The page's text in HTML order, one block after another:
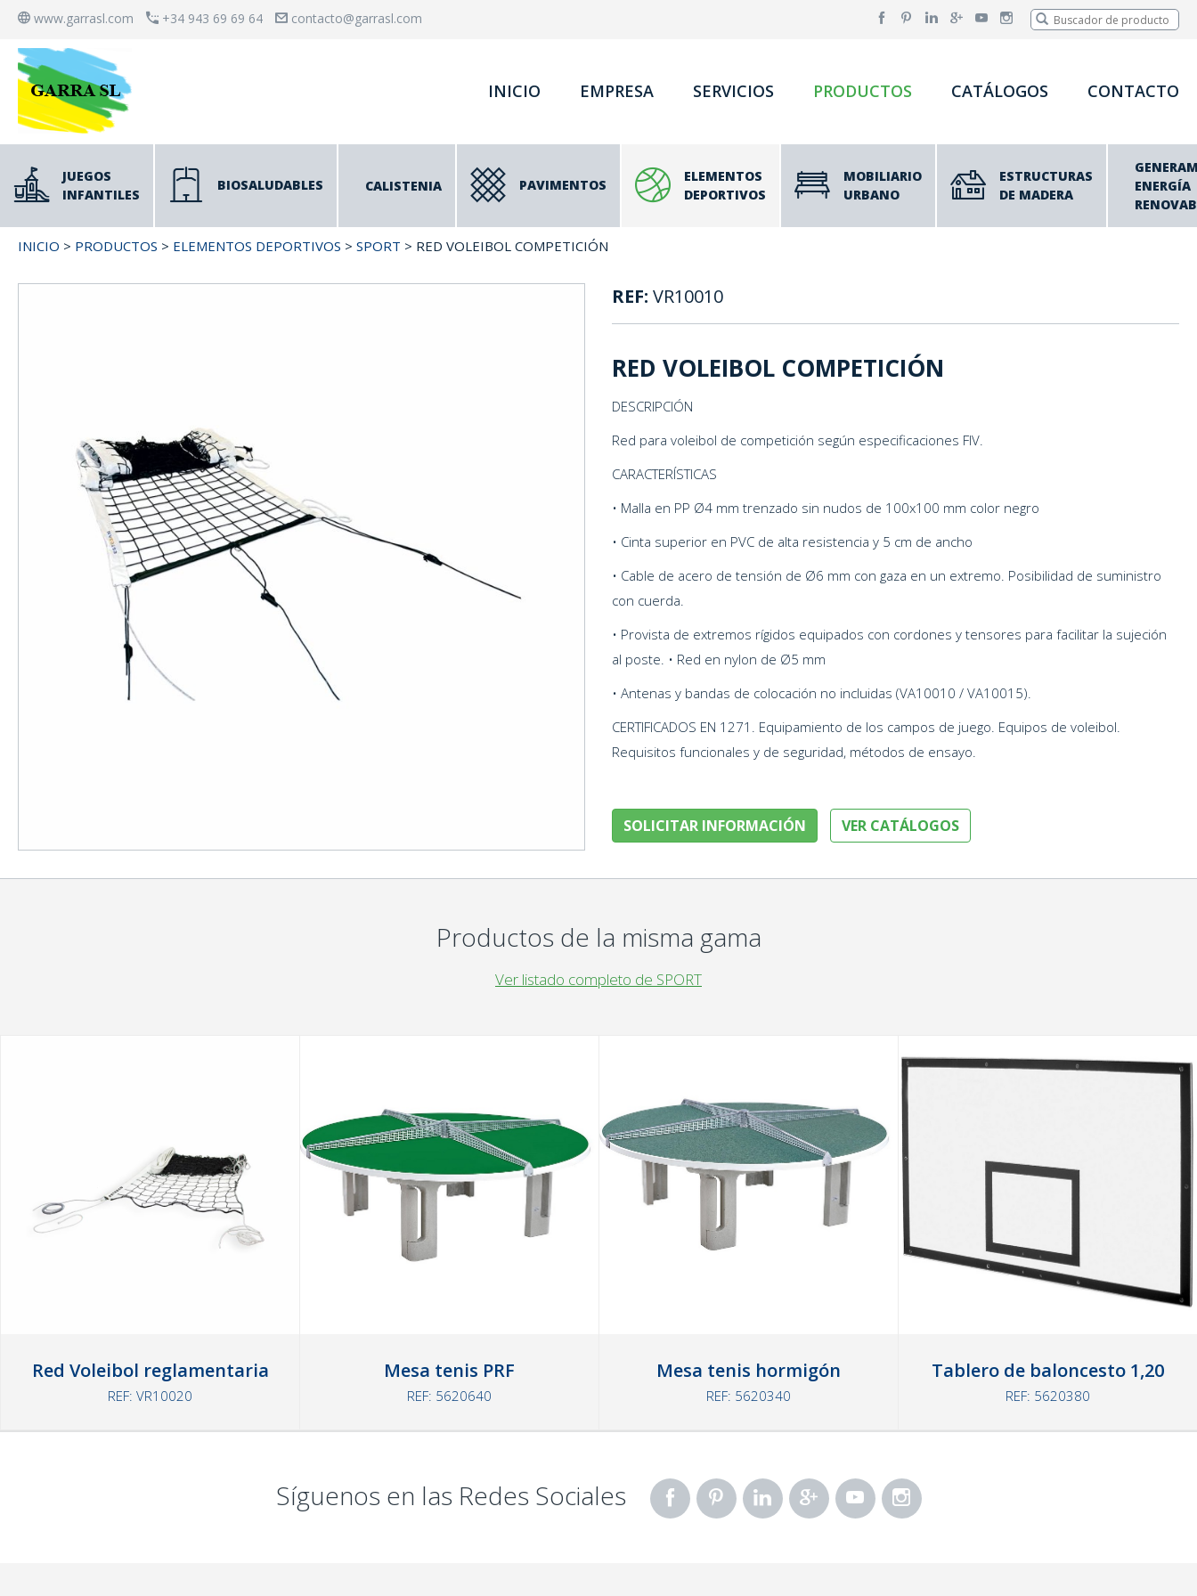
www.garrasl.com +34 943 69 69 64 contacto@garrasl.com
INICIO EMPRESA SERVICIOS PRODUCTOS CATÁLOGOS CONTACTO
JUEGOS
INFANTILES
BIOSALUDABLES CALISTENIA PAVIMENTOS
ELEMENTOS
DEPORTIVOS
MOBILIARIO
URBANO
ESTRUCTURAS
DE MADERA
ENERGÍA
INICIO > PRODUCTOS > ELEMENTOS DEPORTIVOS > SPORT > RED VOLEIBOL COMPETICIÓN
REF: VR10010
RED VOLEIBOL COMPETICIÓN
DESCRIPCIÓN
Red para voleibol de competición según especificaciones FIV.
CARACTERÍSTICAS
• Malla en PP Ø4 mm trenzado sin nudos de 100x100 mm color negro
• Cinta superior en PVC de alta resistencia y 5 cm de ancho
• Cable de acero de tensión de Ø6 mm con gaza en un extremo. Posibilidad de suministro
con cuerda.
• Provista de extremos rígidos equipados con cordones y tensores para facilitar la sujeción
al poste. • Red en nylon de Ø5 mm
• Antenas y bandas de colocación no incluidas (VA10010 / VA10015).
CERTIFICADOS EN 1271. Equipamiento de los campos de juego. Equipos de voleibol.
Requisitos funcionales y de seguridad, métodos de ensayo.
SOLICITAR INFORMACIÓN VER CATÁLOGOS
Productos de la misma gama
Ver listado completo de SPORT
Red Voleibol reglamentaria
REF: VR10020
Mesa tenis PRF
REF: 5620640
Mesa tenis hormigón
REF: 5620340
Tablero de baloncesto 1,20
REF: 5620380
Síguenos en las Redes Sociales